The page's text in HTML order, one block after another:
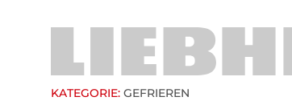
KATEGORIE:GEFRIEREN